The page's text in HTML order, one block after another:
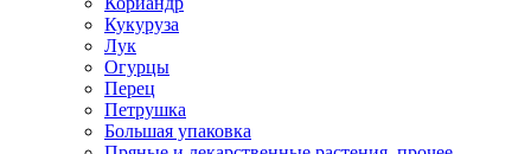
Кукуруза
Лук
Огурцы
Перец
Петрушка
Большая упаковка